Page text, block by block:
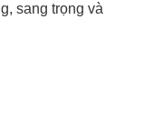
sang trọng và